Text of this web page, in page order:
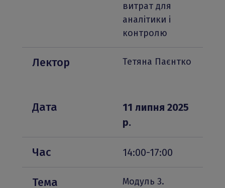
витрат для
аналітики і
контролю
Лектор Тетяна Паєнтко
Дата
11 липня 2025
р.
Час 14:00-17:00
Тема Модуль 3.